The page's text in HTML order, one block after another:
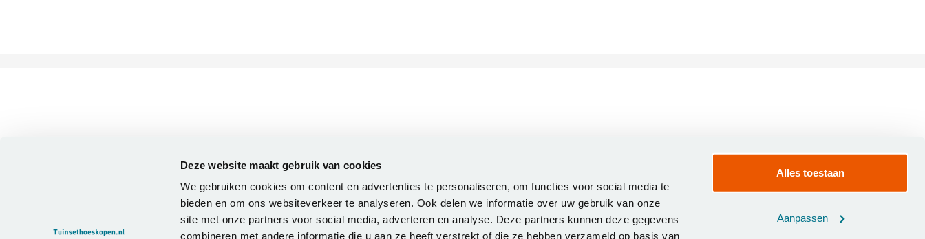
Deze website maakt gebruik van cookies
We gebruiken cookies om content en advertenties te personaliseren, om functies voor social media te
bieden en om ons websiteverkeer te analyseren. Ook delen we informatie over uw gebruik van onze
site met onze partners voor social media, adverteren en analyse. Deze partners kunnen deze gegevens
combineren met andere informatie die u aan ze heeft verstrekt of die ze hebben verzameld op basis van
Alles toestaan
Aanpassen
TUINSETHOESKOPEN.NL
Op zoek naar een loungesethoes,
tuinsethoes of parasolhoes?
Tuinsethoeskopen.nl het adres voor je
beschermhoes.
BETAALWIJZE
Wilt u op de hoogte blijven?
CONTACT
Opheusden